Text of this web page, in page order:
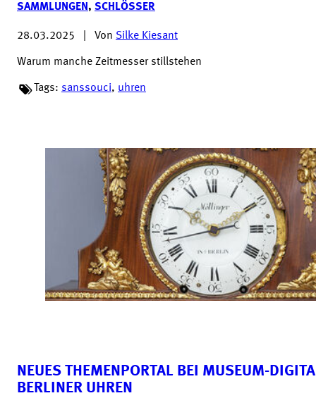
SAMMLUNGEN, SCHLÖSSER
28.03.2025 Von Silke Kiesant
Warum manche Zeitmesser stillstehen
Tags: sanssouci, uhren
NEUES THEMENPORTAL BEI MUSEUM-
BERLINER UHREN